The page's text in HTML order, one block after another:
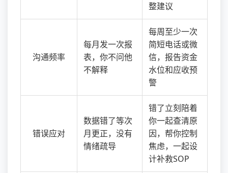
整建议
沟通频率
每月发一次报
表，你不问他
不解释
每周至少一次
简短电话或微
信，报告资金
水位和应收预
警
错误应对
数据错了等次
月更正，没有
情绪疏导
错了立刻陪着
你一起查清原
因，帮你控制
焦虑，一起设
计补救SOP